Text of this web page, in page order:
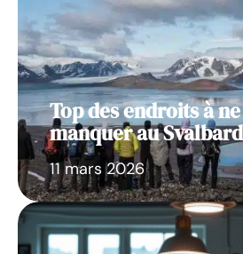
Top des endroits à
manquer au Svalbard
11 mars 2026